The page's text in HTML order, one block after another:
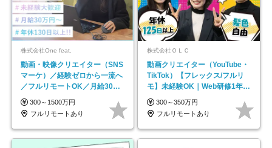
株式会社One feat.
動画・映像クリエイター（SNS
マーケ）／経験ゼロから一流へ
／フルリモートOK／月給30万
円～／年休130日以上
300～1500万円
フルリモートあり
株式会社ＯＬＣ
動画クリエイター（YouTube・
TikTok）【フレックス/フルリ
モ】未経験OK｜Web研修1年間
｜副業OK
300～350万円
フルリモートあり